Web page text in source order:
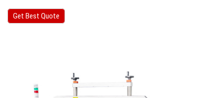
Get Best Quote